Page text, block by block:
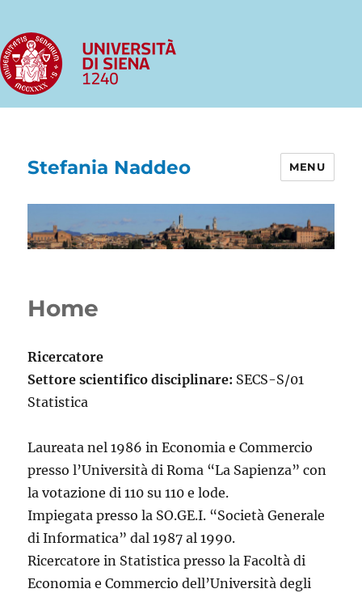
Stefania Naddeo MENU
Home
Ricercatore
Settore scientifico disciplinare: SECS-S/01
Statistica
Laureata nel 1986 in Economia e Commercio
presso l’Università di Roma “La Sapienza” con
la votazione di 110 su 110 e lode.
Impiegata presso la SO.GE.I. “Società Generale
di Informatica” dal 1987 al 1990.
Ricercatore in Statistica presso la Facoltà di
Economia e Commercio dell’Università degli